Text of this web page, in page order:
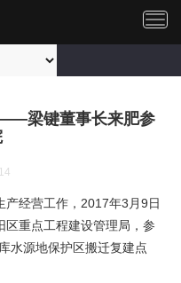
切
航
梁键董事长来肥参
经营工作， 2017年3 月9日
区重点工程建设管理局，参
水源地保护区搬迁复建点